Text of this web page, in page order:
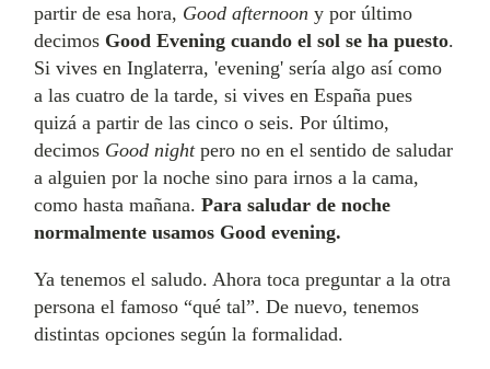
partir de esa hora, Good afternoon y por último
decimos Good Evening cuando el sol se ha puesto.
Si vives en Inglaterra, 'evening' sería algo así como
a las cuatro de la tarde, si vives en España pues
quizá a partir de las cinco o seis. Por último,
decimos Good nightpero no en el sentido de saludar
a alguien por la noche sino para irnos a la cama,
como hasta mañana.Para saludar de noche
normalmente usamos Good evening.
Ya tenemos el saludo. Ahora toca preguntar a la otra
persona el famoso “qué tal”. De nuevo, tenemos
distintas opciones según la formalidad.